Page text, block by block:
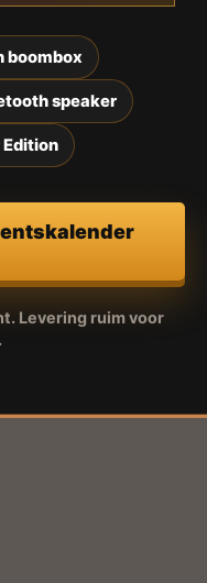
boombox
speaker
Levering ruim voor